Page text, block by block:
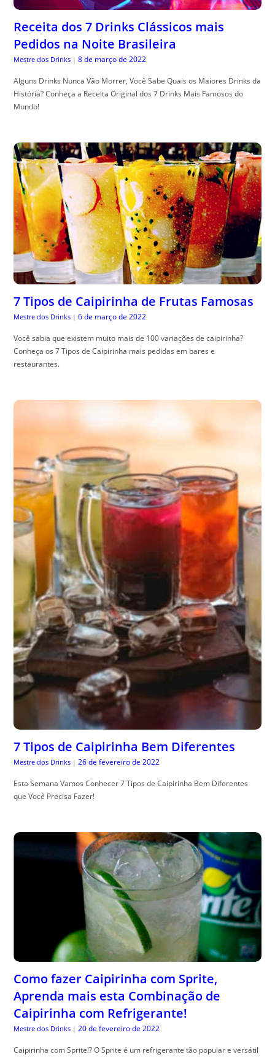
Receita dos 7 Drinks Clássicos mais
Pedidos na Noite Brasileira
Mestre dos Drinks | 8 de março de 2022
Alguns Drinks Nunca Vão Morrer, Você Sabe Quais os Maiores Drinks da
História? Conheça a Receita Original dos 7 Drinks Mais Famosos do
Mundo!
7 Tipos de Caipirinha de Frutas Famosas
Mestre dos Drinks | 6 de março de 2022
Você sabia que existem muito mais de 100 variações de caipirinha?
Conheça os 7 Tipos de Caipirinha mais pedidas em bares e
restaurantes.
7 Tipos de Caipirinha Bem Diferentes
Mestre dos Drinks | 26 de fevereiro de 2022
Esta Semana Vamos Conhecer 7 Tipos de Caipirinha Bem Diferentes
que Você Precisa Fazer!
Como fazer Caipirinha com Sprite,
Aprenda mais esta Combinação de
Caipirinha com Refrigerante!
Mestre dos Drinks | 20 de fevereiro de 2022
Caipirinha com Sprite!? O Sprite é um refrigerante tão popular e versátil